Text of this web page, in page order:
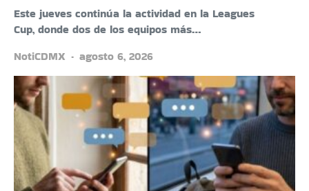
Este jueves continúa la actividad en la Leagues
Cup, donde dos de los equipos más…
NotiCDMX
agosto 6, 2026